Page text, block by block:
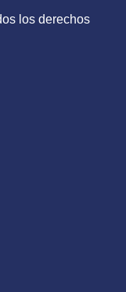
los derechos